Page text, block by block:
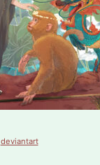
deviantart